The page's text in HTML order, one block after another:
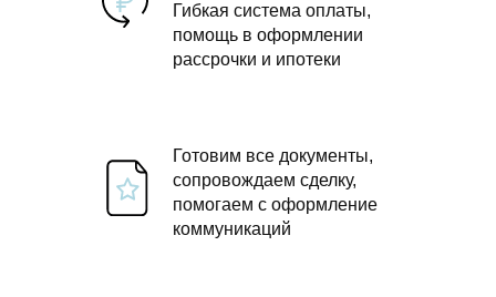
Гибкая система оплаты,
помощь в оформлении
рассрочки и ипотеки
Готовим все документы,
сопровождаем сделку,
помогаем с оформление
коммуникаций